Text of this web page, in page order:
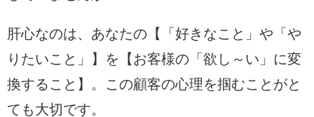
肝心なのは、あなたの【「好きなこと」や「や
りたいこと」】を【お客様の「欲し～い」に変
換すること】。この顧客の心理を掴むことがと
ても大切です。